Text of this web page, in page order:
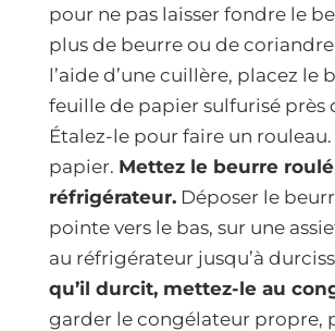
pour ne pas laisser fondre le
plus de beurre ou de
l’aide d’une cuillère, placez le
feuille de papier sulfurisé près
Étalez-le pour faire un
papier. Mettez le beurre
réfrigérateur. Déposer le
pointe vers le bas, sur une
au réfrigérateur jusqu’à
qu’il durcit, mettez-le au
garder le congélateur propre,